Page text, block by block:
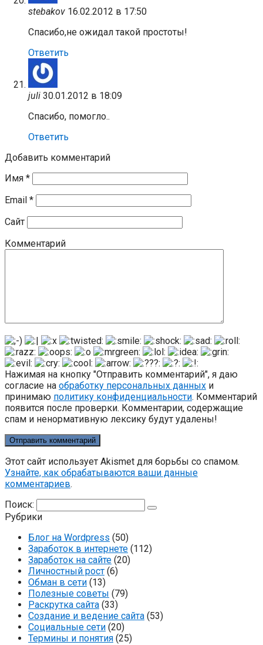
stebakov 16.02.2012 в 17:50
Спасибо,не ожидал такой простоты!
Ответить
juli 30.01.2012 в 18:09
Спасибо, помогло..
Ответить
Добавить комментарий
Имя *
Email *
Сайт
Комментарий
Нажимая на кнопку "Отправить комментарий", я даю
согласие на обработку персональных данных и
принимаю политику конфиденциальности. Комментарий
появится после проверки. Комментарии, содержащие
спам и ненормативную лексику будут удалены!
Этот сайт использует Akismet для борьбы со спамом.
Узнайте, как обрабатываются ваши данные
комментариев.
Поиск:
Рубрики
Блог на Wordpress (50)
Заработок в интернете (112)
Заработок на сайте (20)
Личностный рост (6)
Обман в сети (13)
Полезные советы (79)
Раскрутка сайта (33)
Создание и ведение сайта (53)
Социальные сети (20)
Термины и понятия (25)